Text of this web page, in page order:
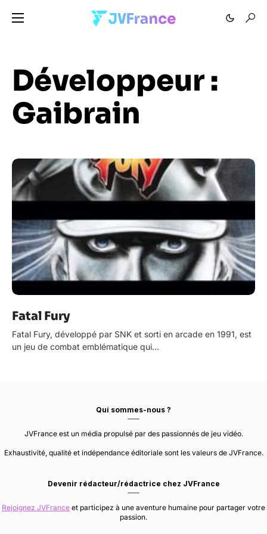
Développeur :
Gaibrain
Fatal Fury
Fatal Fury, développé par SNK et sorti en arcade en 1991, est
un jeu de combat emblématique qui…
Qui sommes-nous ?
JVFrance est un média propulsé par des passionnés de jeu vidéo.
Exhaustivité, qualité et indépendance éditoriale sont les valeurs de JVFrance.
Devenir rédacteur/rédactrice chez JVFrance
Rejoignez JVFrance et participez à une aventure humaine pour partager votre
passion.